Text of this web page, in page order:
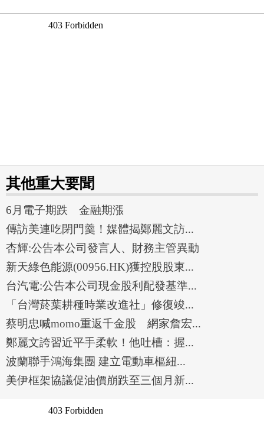
其他重大要聞
6月電子期跌 金融期漲
傳訪美連吃閉門羹！媒體揭鄭麗文訪...
杏輝:公告本公司發言人、財務主管異動
新天綠色能源(00956.HK)獲控股股東...
台汽電:公告本公司現金股利配發基準...
「台灣菸葉耕種時業改進社」修復竣...
蔡明忠喊momo重返千金股 網家詹宏...
鄭麗文誇習近平手柔軟！他吐槽：握...
波蘭聯手鴻海集團 建立電動車樞紐...
美伊框架協議促油價崩跌至三個月新...